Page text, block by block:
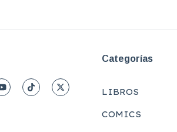
Categorías
LIBROS
COMICS